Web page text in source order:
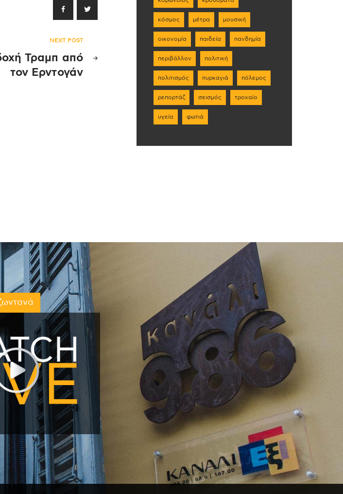
NEXT POST
Τραμπ από
τον Ερντογάν
κόσμος μέτρα μουσική
οικονομία παιδεία πανδημία
περιβάλλον πολιτική
πολιτισμός πυρκαγιά πόλεμος
ρεπορτάζ σεισμός τροχαίο
υγεία φωτιά